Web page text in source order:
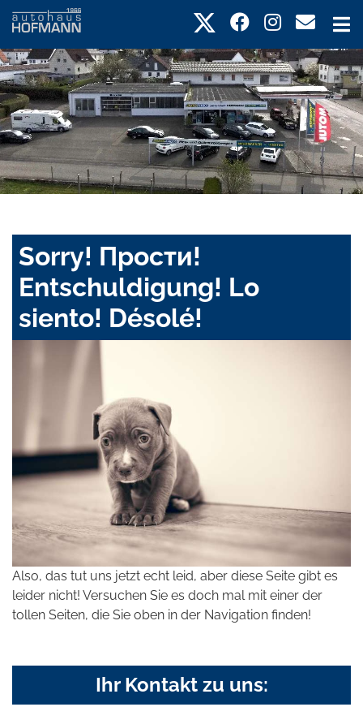
Sorry! Прости!
Entschuldigung! Lo
siento! Désolé!
Also, das tut uns jetzt echt leid, aber diese Seite gibt es
leider nicht! Versuchen Sie es doch mal mit einer der
tollen Seiten, die Sie oben in der Navigation finden!
Ihr Kontakt zu uns: